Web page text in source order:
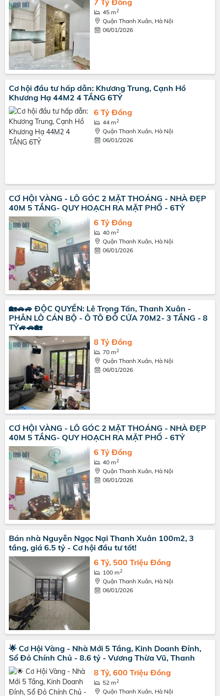
7 Tỷ Đồng
45 m2
Quận Thanh Xuân, Hà Nội
06/01/2026
Cơ hội đầu tư hấp dẫn: Khương Trung, Cạnh Hồ
Khương Hạ 44M2 4 TẦNG 6TỶ
6 Tỷ Đồng
44 m2
Quận Thanh Xuân, Hà Nội
06/01/2026
CƠ HỘI VÀNG - LÔ GÓC 2 MẶT THOÁNG - NHÀ ĐẸP
40M 5 TẦNG- QUY HOẠCH RA MẶT PHỐ - 6TỶ
6 Tỷ Đồng
40 m2
Quận Thanh Xuân, Hà Nội
06/01/2026
🏡🚗🚙 ĐỘC QUYỀN: Lê Trọng Tấn, Thanh Xuân -
PHÂN LÔ CÁN BỘ - Ô TÔ ĐỖ CỬA 70M2- 3 TẦNG - 8
TỶ🚙🚗🏡
8 Tỷ Đồng
70 m2
Quận Thanh Xuân, Hà Nội
06/01/2026
CƠ HỘI VÀNG - LÔ GÓC 2 MẶT THOÁNG - NHÀ ĐẸP
40M 5 TẦNG- QUY HOẠCH RA MẶT PHỐ - 6TỶ
6 Tỷ Đồng
40 m2
Quận Thanh Xuân, Hà Nội
06/01/2026
Bán nhà Nguyễn Ngọc Nại Thanh Xuân 100m2, 3
tầng, giá 6.5 tỷ - Cơ hội đầu tư tốt!
6 Tỷ, 500 Triệu Đồng
100 m2
Quận Thanh Xuân, Hà Nội
06/01/2026
🌟 Cơ Hội Vàng - Nhà Mới 5 Tầng, Kinh Doanh Đỉnh,
Sổ Đỏ Chính Chủ - 8.6 tỷ - Vương Thừa Vũ, Thanh
8 Tỷ, 600 Triệu Đồng
52 m2
Quận Thanh Xuân, Hà Nội